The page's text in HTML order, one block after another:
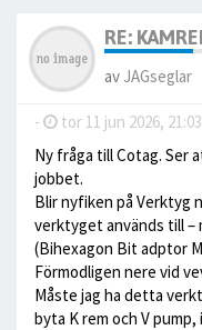
RE:
av JAGseglar
- tor 11 jun 2026, 21:03
Ny fråga till Cotag. Ser
jobbet.
Blir nyfiken på Verktyg
verktyget används till –
(Bihexagon Bit adptor
Förmodligen nere vid
Måste jag ha detta
byta K rem och V